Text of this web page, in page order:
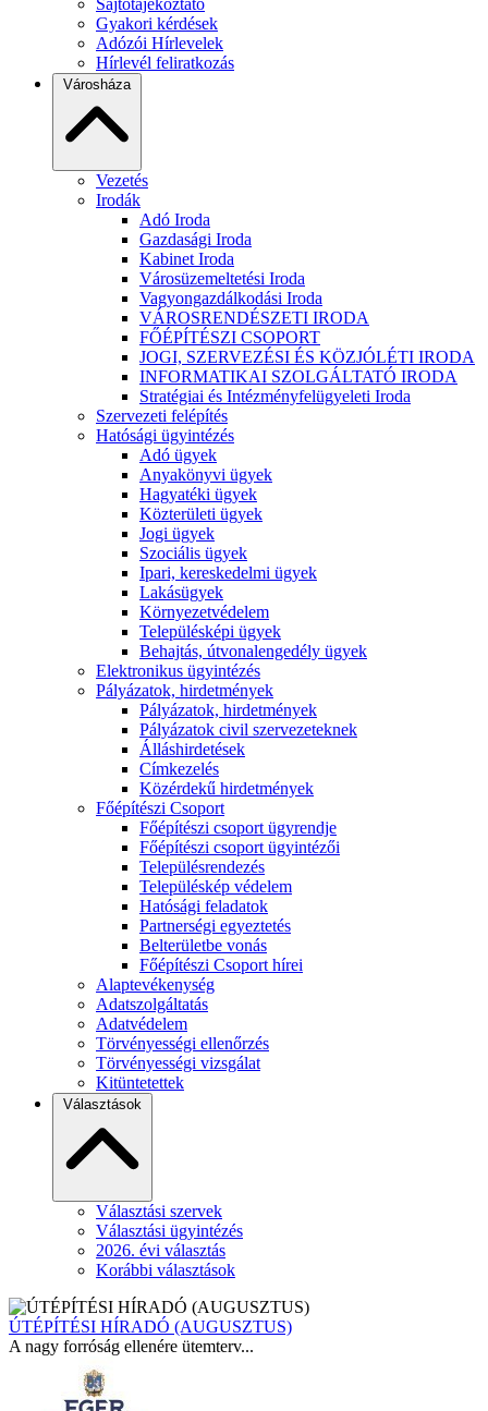
Gyakori kérdések
Adózói Hírlevelek
Hírlevél feliratkozás
Városháza
Vezetés
Irodák
Adó Iroda
Gazdasági Iroda
Kabinet Iroda
Városüzemeltetési Iroda
Vagyongazdálkodási Iroda
VÁROSRENDÉSZETI IRODA
FŐÉPÍTÉSZI CSOPORT
JOGI, SZERVEZÉSI ÉS KÖZJÓLÉTI IRODA
INFORMATIKAI SZOLGÁLTATÓ IRODA
Stratégiai és Intézményfelügyeleti Iroda
Szervezeti felépítés
Hatósági ügyintézés
Adó ügyek
Anyakönyvi ügyek
Hagyatéki ügyek
Közterületi ügyek
Jogi ügyek
Szociális ügyek
Ipari, kereskedelmi ügyek
Lakásügyek
Környezetvédelem
Településképi ügyek
Behajtás, útvonalengedély ügyek
Elektronikus ügyintézés
Pályázatok, hirdetmények
Pályázatok, hirdetmények
Pályázatok civil szervezeteknek
Álláshirdetések
Címkezelés
Közérdekű hirdetmények
Főépítészi Csoport
Főépítészi csoport ügyrendje
Főépítészi csoport ügyintézői
Településrendezés
Településkép védelem
Hatósági feladatok
Partnerségi egyeztetés
Belterületbe vonás
Főépítészi Csoport hírei
Alaptevékenység
Adatszolgáltatás
Adatvédelem
Törvényességi ellenőrzés
Törvényességi vizsgálat
Kitüntetettek
Választások
Választási szervek
Választási ügyintézés
2026. évi választás
Korábbi választások
ÚTÉPÍTÉSI HÍRADÓ (AUGUSZTUS)
A nagy forróság ellenére ütemterv...